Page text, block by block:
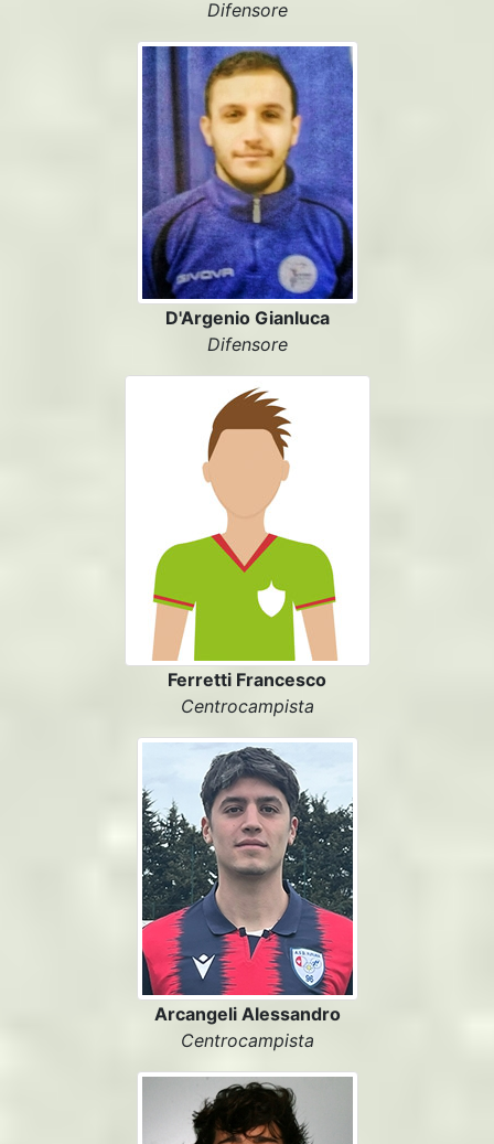
Difensore
D'Argenio Gianluca
Difensore
Ferretti Francesco
Centrocampista
Arcangeli Alessandro
Centrocampista